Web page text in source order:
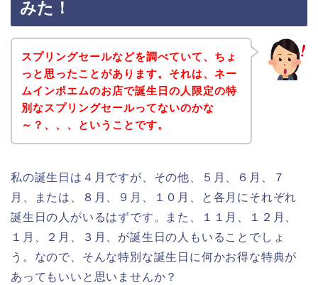
みた！
スプリングセールなどを調べていて、ちょ
っと思ったことがあります。それは、ネー
ムインポエムのお店で誕生日の人限定の特
別なスプリングセールってないのかな
～？、、、ということです。
私の誕生日は４月ですが、その他、５月、６月、７
月、または、８月、９月、１０月、と各月にそれぞれ
誕生日の人がいるはずです。また、１１月、１２月、
１月、２月、３月、が誕生日の人もいることでしょ
う。なので、そんな特別な誕生日に何かお得な特典が
あってもいいと思いませんか？